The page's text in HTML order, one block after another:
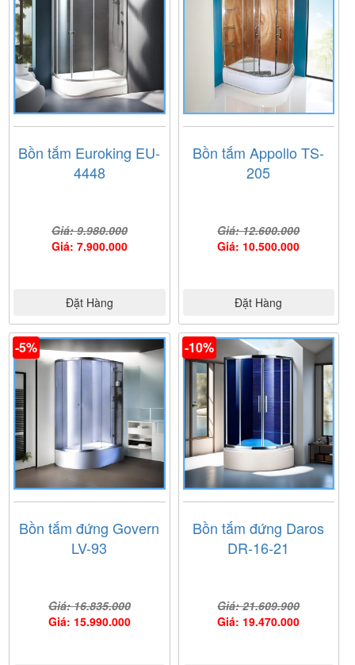
Bồn tắm Euroking EU-
4448
Giá: 9.980.000
Giá: 7.900.000
Đặt Hàng
Bồn tắm Appollo TS-
205
Giá: 12.600.000
Giá: 10.500.000
Đặt Hàng
-5%
Bồn tắm đứng Govern
LV-93
Giá: 16.835.000
Giá: 15.990.000
-10%
Bồn tắm đứng Daros
DR-16-21
Giá: 21.609.900
Giá: 19.470.000